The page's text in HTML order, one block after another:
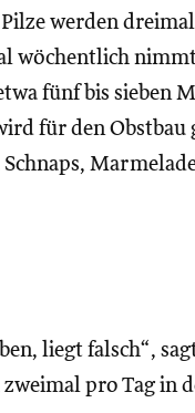
werden
wöchentlich
fünf bis sieben
für den Obstbau
liegt falsch“,
zweimal pro Tag in